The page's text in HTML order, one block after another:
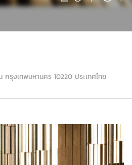
รุงเทพมหานคร 10220 ประเทศไทย